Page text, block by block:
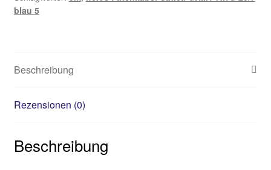
Menge
blau 5
Beschreibung
Rezensionen (0)
Beschreibung